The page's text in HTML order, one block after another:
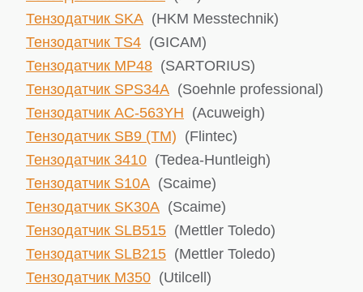
Тензодатчик SKA (HKM Messtechnik)
Тензодатчик TS4 (GICAM)
Тензодатчик MP48 (SARTORIUS)
Тензодатчик SPS34A (Soehnle professional)
Тензодатчик AC-563YH (Acuweigh)
Тензодатчик SB9 (TM) (Flintec)
Тензодатчик 3410 (Tedea-Huntleigh)
Тензодатчик S10A (Scaime)
Тензодатчик SK30A (Scaime)
Тензодатчик SLB515 (Mettler Toledo)
Тензодатчик SLB215 (Mettler Toledo)
Тензодатчик М350 (Utilcell)